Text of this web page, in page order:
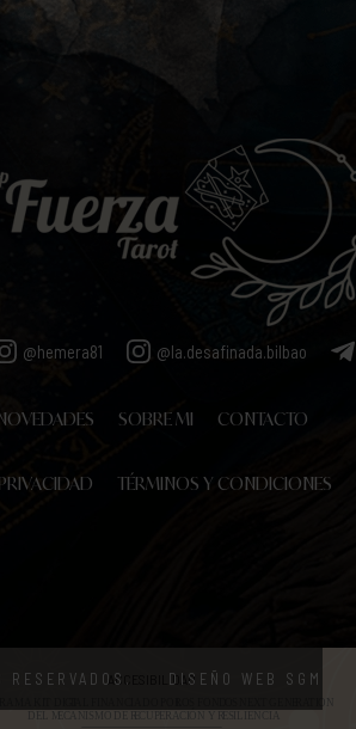
@hemera81 @la.desafinada.bilbao
SOBRE MI CONTACTO
TÉRMINOS Y CONDICIONES
RESERVADOS. DISEÑO WEB SGM
ACCESIBILIDAD